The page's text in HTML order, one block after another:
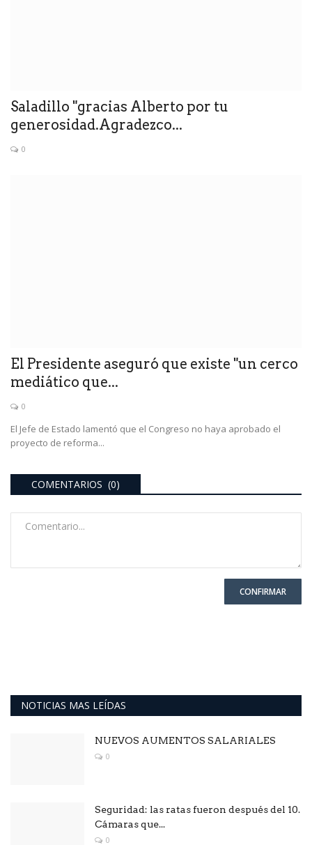
Saladillo "gracias Alberto por tu
generosidad.Agradezco...
0
El Presidente aseguró que existe "un cerco
mediático que...
0
El Jefe de Estado lamentó que el Congreso no haya aprobado el
proyecto de reforma...
COMENTARIOS (0)
CONFIRMAR
NOTICIAS MAS LEÍDAS
NUEVOS AUMENTOS SALARIALES
0
Seguridad: las ratas fueron después del 10.
Cámaras que...
0